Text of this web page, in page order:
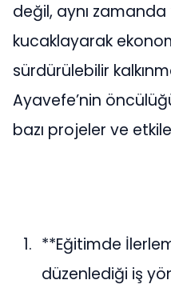
değil, aynı
kucaklayarak
sürdürülebilir
Ayavefe’nin
bazı projeler ve
**Eğitimde
düzenlediği iş